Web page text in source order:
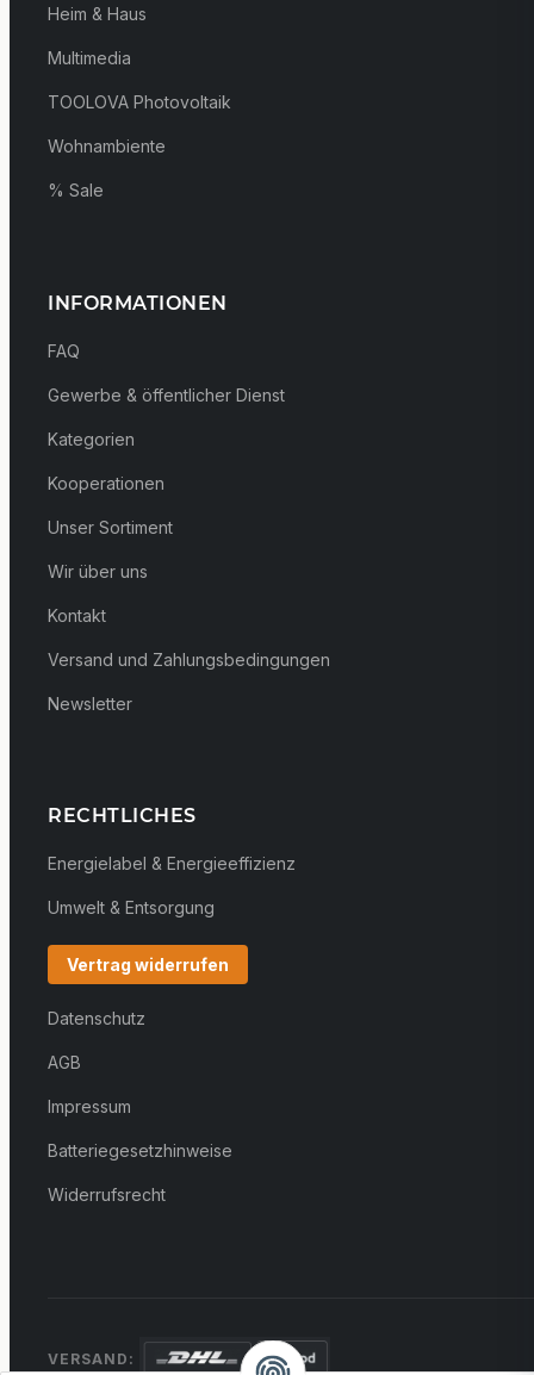
Heim & Haus
Multimedia
TOOLOVA Photovoltaik
Wohnambiente
% Sale
INFORMATIONEN
FAQ
Gewerbe & öffentlicher Dienst
Kategorien
Kooperationen
Unser Sortiment
Wir über uns
Kontakt
Versand und Zahlungsbedingungen
Newsletter
RECHTLICHES
Energielabel & Energieeffizienz
Umwelt & Entsorgung
Vertrag widerrufen
Datenschutz
AGB
Impressum
Batteriegesetzhinweise
Widerrufsrecht
VERSAND: